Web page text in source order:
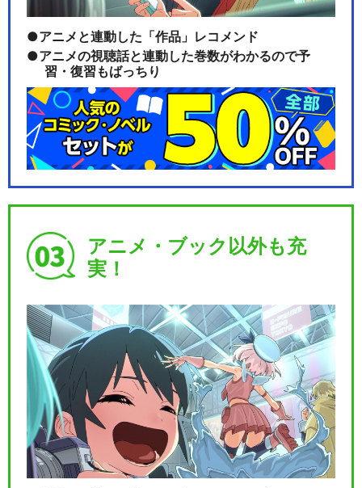
アニメと連動した「作品」レコメンド
アニメの視聴話と連動した巻数がわかるので予
習・復習もばっちり
アニメ・ブック以外も充
実！